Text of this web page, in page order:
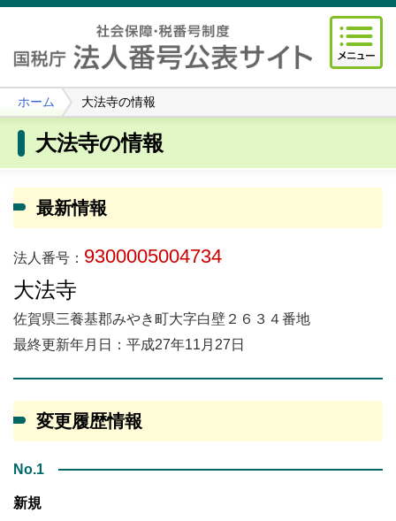
ホーム 大法寺の情報
大法寺の情報
最新情報
法人番号： 9300005004734
大法寺
佐賀県三養基郡みやき町大字白壁２６３４番地
最終更新年月日：平成27年11月27日
変更履歴情報
No.1
新規